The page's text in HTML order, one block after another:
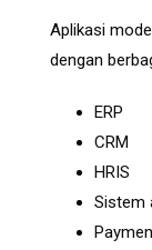
Aplikasi
dengan
ERP
CRM
HRIS
Sistem